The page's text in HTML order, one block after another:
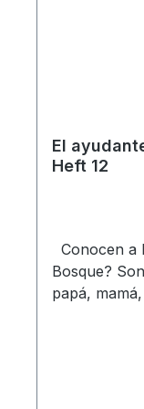
El
Heft 12
Conocen a
Bosque?
papá,